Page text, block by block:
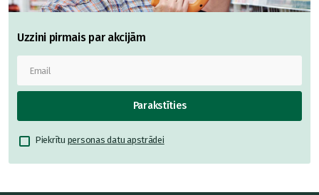
Uzzini pirmais par akcijām
Parakstīties
Piekrītu personas datu apstrādei